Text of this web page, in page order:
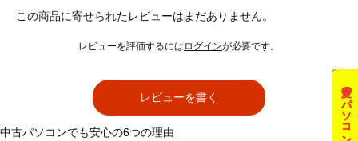
この商品に寄せられたレビューはまだありません。
レビューを評価するには ログインが必要です。
レビューを書く 夏のパソコン祭
中古パソコンでも安心の6つの理由